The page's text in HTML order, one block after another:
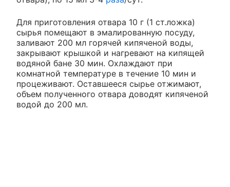
Для приготовления отвара 10 г (1 ст.ложка)
сырья помещают в эмалированную посуду,
заливают 200 мл горячей кипяченой воды,
закрывают крышкой и нагревают на кипящей
водяной бане 30 мин. Охлаждают при
комнатной температуре в течение 10 мин и
процеживают. Оставшееся сырье отжимают,
объем полученного отвара доводят кипяченой
водой до 200 мл.